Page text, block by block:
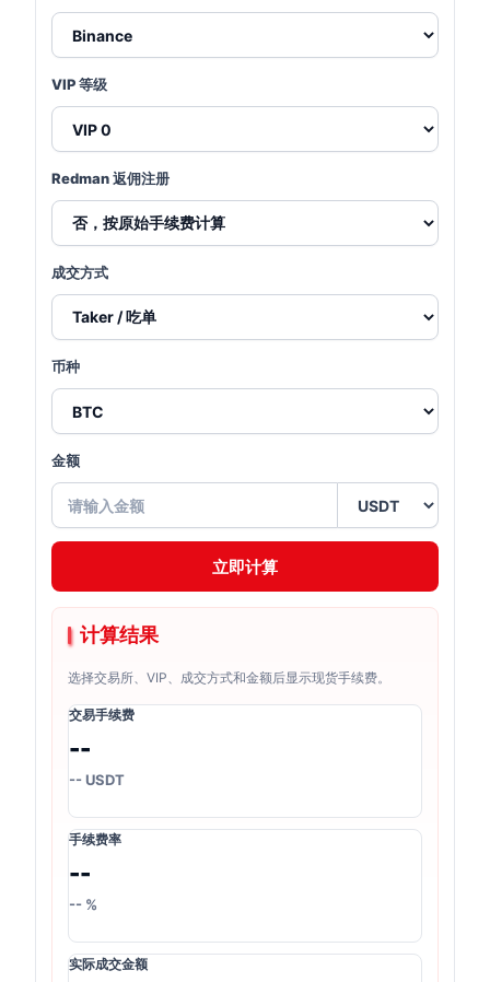
VIP 等级
Redman 返佣注册
成交方式
币种
金额
立即计算
计算结果
选择交易所、VIP、成交方式和金额后显示现货手续费。
交易手续费
--
-- USDT
手续费率
--
-- %
实际成交金额